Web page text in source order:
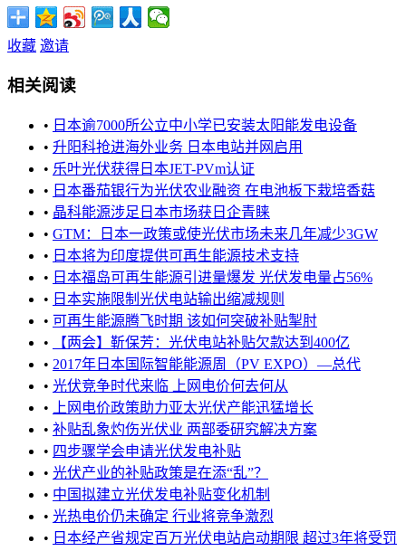
收藏 邀请
相关阅读
• 日本逾7000所公立中小学已安装太阳能发电设备
• 升阳科抢进海外业务 日本电站并网启用
• 乐叶光伏获得日本JET-PVm认证
• 日本番茄银行为光伏农业融资 在电池板下栽培香菇
• 晶科能源涉足日本市场获日企青睐
• GTM：日本一政策或使光伏市场未来几年减少3GW
• 日本将为印度提供可再生能源技术支持
• 日本福岛可再生能源引进量爆发 光伏发电量占56%
• 日本实施限制光伏电站输出缩减规则
• 可再生能源腾飞时期 该如何突破补贴掣肘
•
【两会】靳保芳：光伏电站补贴欠款达到400亿
• 2017年日本国际智能能源周（PV EXPO）—总代
• 光伏竞争时代来临 上网电价何去何从
•
上网电价政策助力亚太光伏产能迅猛增长
• 补贴乱象灼伤光伏业 两部委研究解决方案
• 四步骤学会申请光伏发电补贴
• 光伏产业的补贴政策是在添“乱”？
• 中国拟建立光伏发电补贴变化机制
• 光热电价仍未确定 行业将竞争激烈
• 日本经产省规定百万光伏电站启动期限 超过3年将受罚